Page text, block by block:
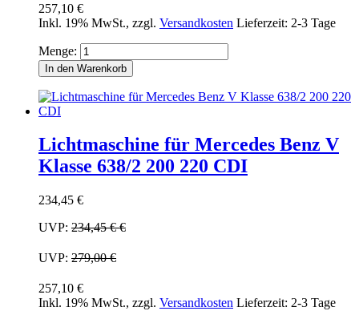
257,10 €
Inkl. 19% MwSt., zzgl. Versandkosten Lieferzeit: 2-3 Tage
Menge:
In den Warenkorb
Lichtmaschine für Mercedes Benz V
Klasse 638/2 200 220 CDI
234,45 €
UVP: 234,45 €€
UVP: 279,00 €
257,10 €
Inkl. 19% MwSt., zzgl. Versandkosten Lieferzeit: 2-3 Tage